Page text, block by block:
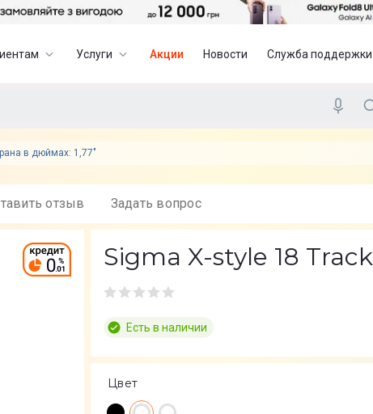
Услуги Акции Новости Служба поддержки
в дюймах: 1,77"
отзыв Задать вопрос
Sigma X-style 18
Есть в наличии
Цвет